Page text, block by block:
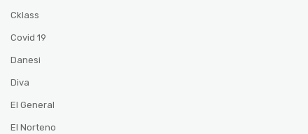
Cklass
Covid 19
Danesi
Diva
El General
El Norteno